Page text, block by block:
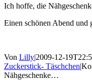
Ich hoffe, die
Einen schönen Abend
Von Lilly|2009-12-
Zuckerstick- Täschchen|
Nähgeschenke…